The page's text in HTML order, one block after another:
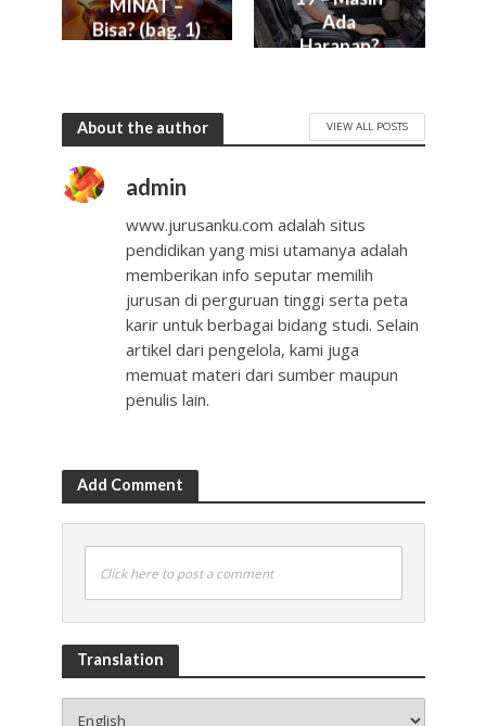
MINAT –
Bisa? (bag. 1)
Ada
Harapan?
About the author VIEW ALL POSTS
admin
www.jurusanku.com adalah situs
pendidikan yang misi utamanya adalah
memberikan info seputar memilih
jurusan di perguruan tinggi serta peta
karir untuk berbagai bidang studi. Selain
artikel dari pengelola, kami juga
memuat materi dari sumber maupun
penulis lain.
Add Comment
Click here to post a comment
Translation